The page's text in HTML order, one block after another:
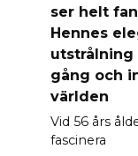
ser helt
Hennes
gång och
världen
Vid 56 års
fascinera